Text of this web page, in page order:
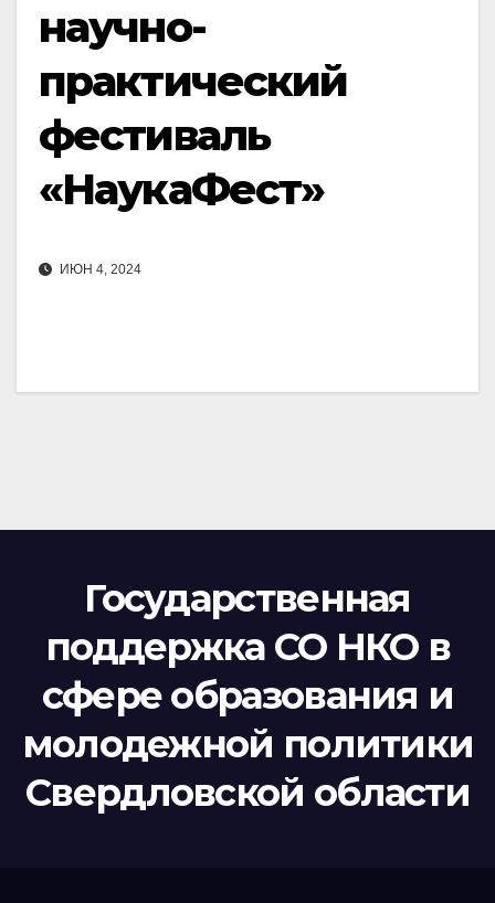
научно-
практический
фестиваль
«НаукаФест»
ИЮН 4, 2024
Государственная
поддержка СО НКО в
сфере образования и
молодежной политики
Свердловской области